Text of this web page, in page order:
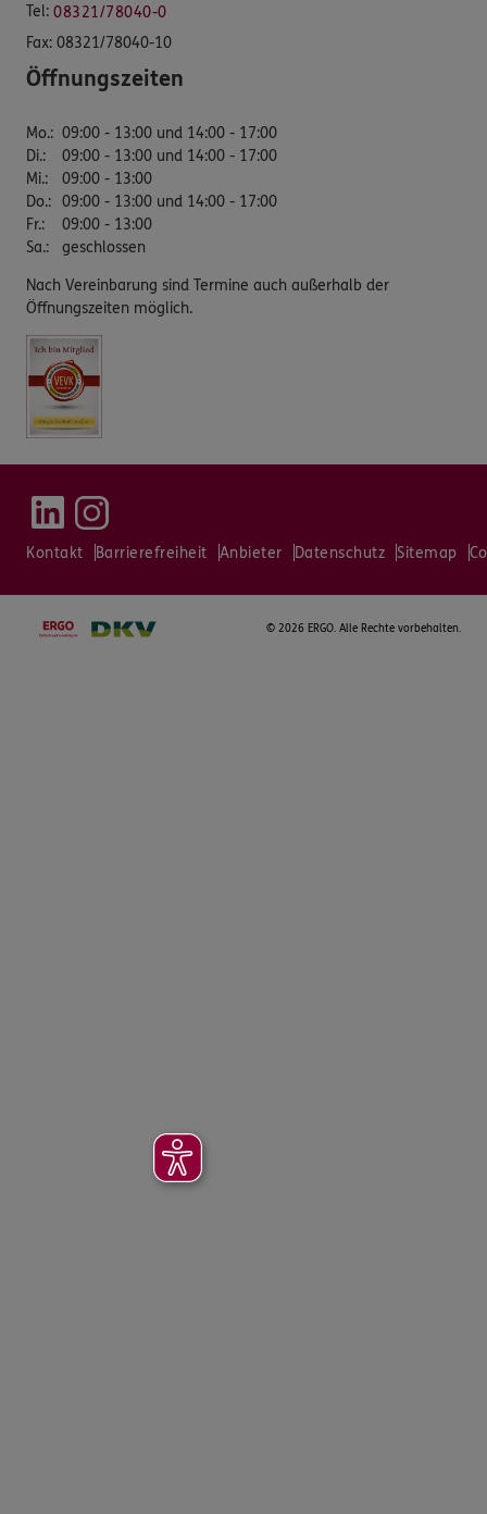
Tel: 08321/78040-0
Fax: 08321/78040-10
Öffnungszeiten
Mo.: 09:00 - 13:00 und 14:00 - 17:00
Di.:
09:00 - 13:00 und 14:00 - 17:00
Mi.:
09:00 - 13:00
Do.: 09:00 - 13:00 und 14:00 - 17:00
Fr.:
09:00 - 13:00
Sa.: geschlossen
Nach Vereinbarung sind Termine auch außerhalb der
Öffnungszeiten möglich.
Kontakt Barrierefreiheit Anbieter Datenschutz Sitemap
© 2026 ERGO. Alle Rechte vorbehalten.